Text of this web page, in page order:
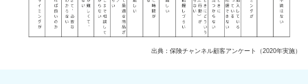
出典：保険チャンネル顧客アンケート（2020年実施）